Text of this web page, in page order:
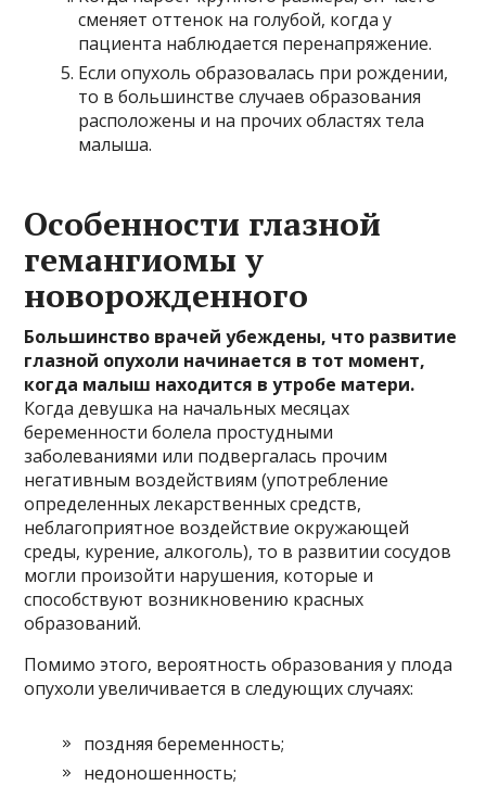
сменяет оттенок на голубой, когда у
пациента наблюдается перенапряжение.
Если опухоль образовалась при рождении,
то в большинстве случаев образования
расположены и на прочих областях тела
малыша.
Особенности глазной
гемангиомы у
новорожденного
Большинство врачей убеждены, что развитие
глазной опухоли начинается в тот момент,
когда малыш находится в утробе матери.
Когда девушка на начальных месяцах
беременности болела простудными
заболеваниями или подвергалась прочим
негативным воздействиям (употребление
определенных лекарственных средств,
неблагоприятное воздействие окружающей
среды, курение, алкоголь), то в развитии сосудов
могли произойти нарушения, которые и
способствуют возникновению красных
образований.
Помимо этого, вероятность образования у плода
опухоли увеличивается в следующих случаях:
поздняя беременность;
недоношенность;